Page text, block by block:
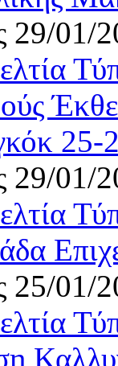
29/01/
25-
29/01/
25/01/